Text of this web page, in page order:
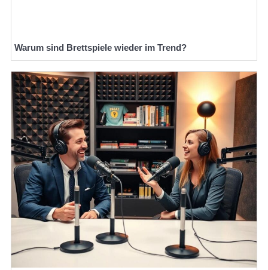
Warum sind Brettspiele wieder im Trend?